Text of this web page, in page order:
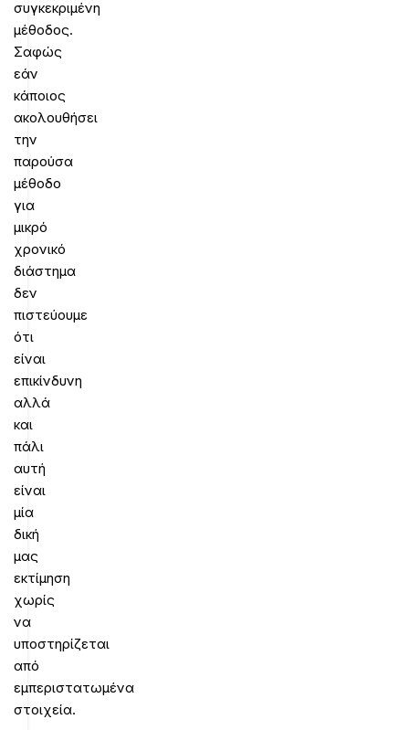
συγκεκριμένη
μέθοδος.
Σαφώς
εάν
κάποιος
ακολουθήσει
την
παρούσα
μέθοδο
για
μικρό
χρονικό
διάστημα
δεν
πιστεύουμε
ότι
είναι
επικίνδυνη
αλλά
και
πάλι
αυτή
είναι
μία
δική
μας
εκτίμηση
χωρίς
να
υποστηρίζεται
από
εμπεριστατωμένα
στοιχεία.